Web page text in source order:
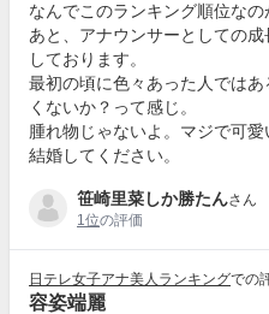
なんでこのランキング順位なの
あと、アナウンサーとしての
しております。
最初の頃に色々あった人では
くないか？って感じ。
腫れ物じゃないよ。マジで可愛
結婚してください。
笹崎里菜しか勝たんさん
1位の評価
日テレ女子アナ美人ランキングでの
容姿端麗